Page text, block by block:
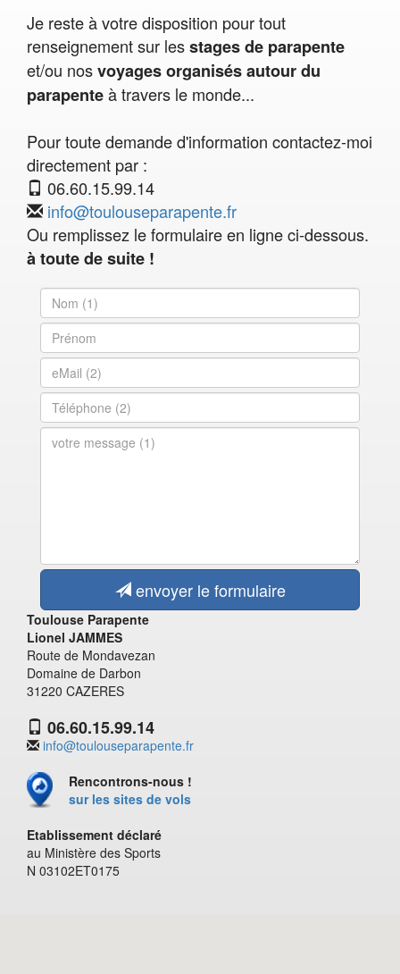
Je reste à votre disposition pour tout
renseignement sur lesstages de parapente
et/ou nosvoyages organisés autour du
parapenteà travers le monde...
Pour toute demande d'information contactez-moi
directement par :
06.60.15.99.14
info@toulouseparapente.fr
Ou remplissez le formulaire en ligne ci-dessous.
à toute de suite !
envoyer le formulaire
Toulouse Parapente
Lionel JAMMES
Route de Mondavezan
Domaine de Darbon
31220 CAZERES
06.60.15.99.14
info@toulouseparapente.fr
Rencontrons-nous !
sur les sites de vols
Etablissement déclaré
au Ministère des Sports
N 03102ET0175